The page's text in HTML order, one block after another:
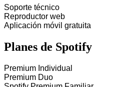
Soporte técnico
Reproductor web
Aplicación móvil gratuita
Planes de Spotify
Premium Individual
Premium Duo